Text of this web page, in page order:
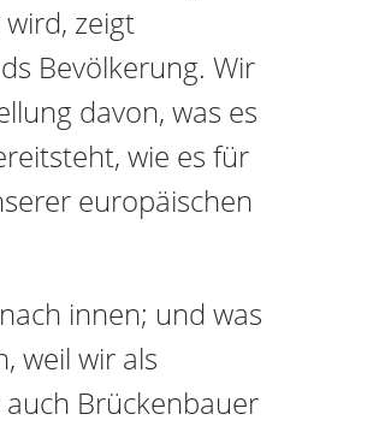
zeigt
Bevölkerung. Wir
davon, was es
wie es für
europäischen
innen; und was
weil wir als
Brückenbauer